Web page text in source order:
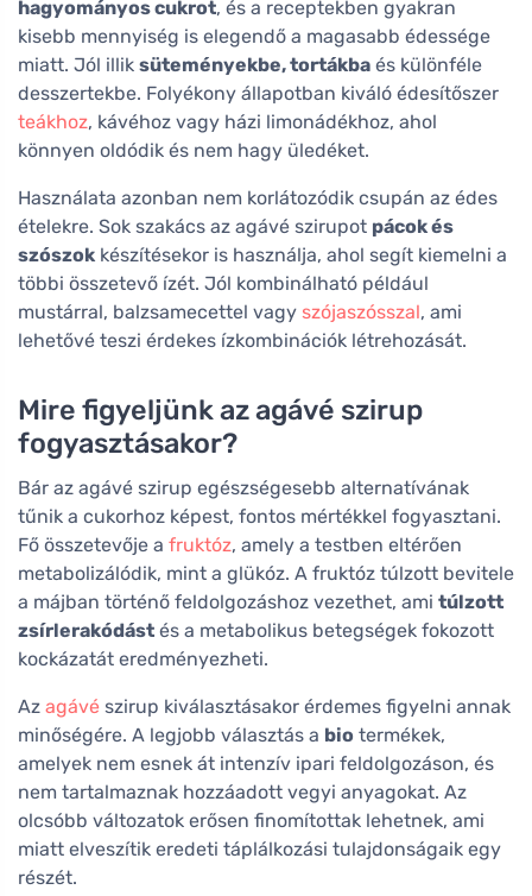
hagyományos cukrot, és a receptekben gyakran
kisebb mennyiség is elegendő a magasabb édessége
miatt. Jól illik süteményekbe, tortákba és különféle
desszertekbe. Folyékony állapotban kiváló édesítőszer
teákhoz, kávéhoz vagy házi limonádékhoz, ahol
könnyen oldódik és nem hagy üledéket.
Használata azonban nem korlátozódik csupán az édes
ételekre. Sok szakács az agávé szirupot pácok és
szószok készítésekor is használja, ahol segít kiemelni a
többi összetevő ízét. Jól kombinálható például
mustárral, balzsamecettel vagy szójaszósszal, ami
lehetővé teszi érdekes ízkombinációk létrehozását.
Mire figyeljünk az agávé szirup
fogyasztásakor?
Bár az agávé szirup egészségesebb alternatívának
tűnik a cukorhoz képest, fontos mértékkel fogyasztani.
Fő összetevője a fruktóz, amely a testben eltérően
metabolizálódik, mint a glükóz. A fruktóz túlzott bevitele
a májban történő feldolgozáshoz vezethet, ami túlzott
zsírlerakódást és a metabolikus betegségek fokozott
kockázatát eredményezheti.
Az agávé szirup kiválasztásakor érdemes figyelni annak
minőségére. A legjobb választás a bio termékek,
amelyek nem esnek át intenzív ipari feldolgozáson, és
nem tartalmaznak hozzáadott vegyi anyagokat. Az
olcsóbb változatok erősen finomítottak lehetnek, ami
miatt elveszítik eredeti táplálkozási tulajdonságaik egy
részét.